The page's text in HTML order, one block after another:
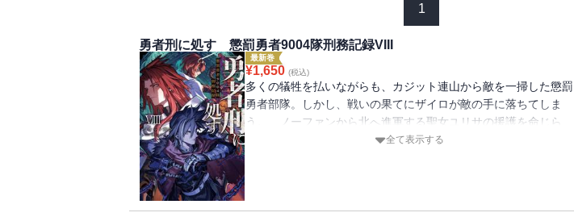
1
勇者刑に処す 懲罰勇者9004隊刑務記録VIII
最新巻
¥1,650 (税込)
多くの犠牲を払いながらも、カジット連山から敵を一掃した懲罰
勇者部隊。しかし、戦いの果てにザイロが敵の手に落ちてしま
う。 ノーファンから北へ進軍する聖女ユリサの援護を命じら
れ、臨時で勇者部隊の指揮を執ることになったパトーシェは、戦
「僕たちの軍を率いて、戦ってくれませんか？」 トヴィッツか
全て表示する